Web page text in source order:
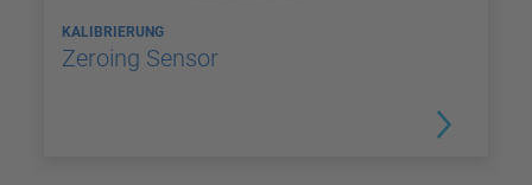
KALIBRIERUNG
Zeroing Sensor